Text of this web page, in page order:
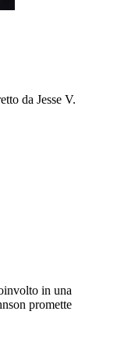
da Jesse V.
in una
promette